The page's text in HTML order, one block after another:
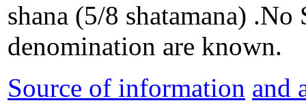
shana (5/8 shatamana)
denomination are known.
Source of information and